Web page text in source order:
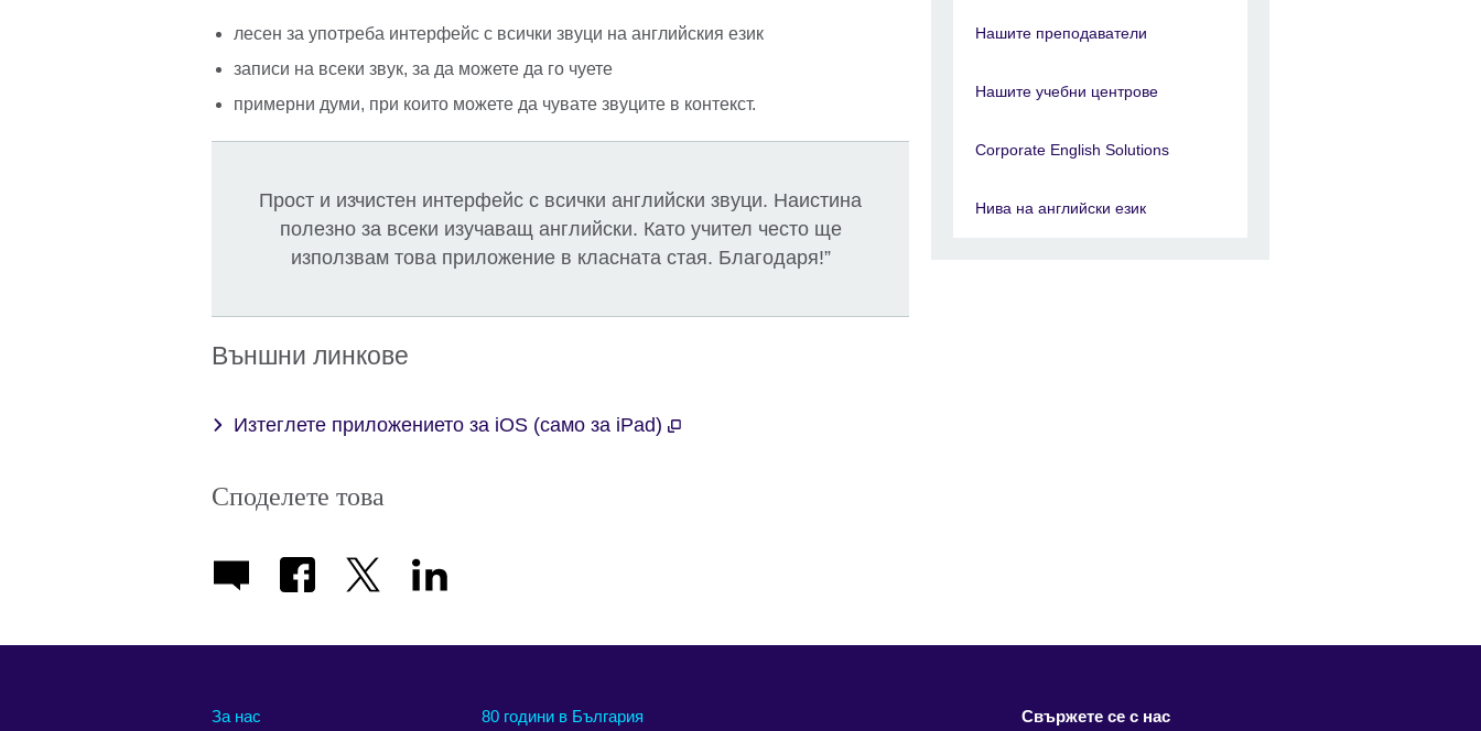
лесен за употреба интерфейс с всички звуци на английския език
записи на всеки звук, за да можете да го чуете
примерни думи, при които можете да чувате звуците в контекст.
Прост и изчистен интерфейс с всички английски звуци. Наистина
полезно за всеки изучаващ английски. Като учител често ще
използвам това приложение в класната стая. Благодаря!”
Външни линкове
Изтеглете приложението за iOS (само за iPad)
Споделете това
Нашите преподаватели
Нашите учебни центрове
Corporate English Solutions
Нива на английски език
За нас 80 години в България Свържете се с нас